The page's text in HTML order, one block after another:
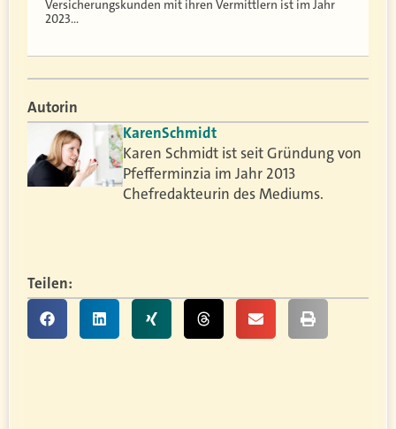
Versicherungskunden mit ihren Vermittlern ist im Jahr
2023…
Autorin
KarenSchmidt
Karen Schmidt ist seit Gründung von
Pfefferminzia im Jahr 2013
Chefredakteurin des Mediums.
Teilen: